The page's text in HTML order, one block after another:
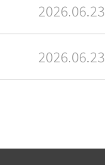
2026.06.23
2026.06.23